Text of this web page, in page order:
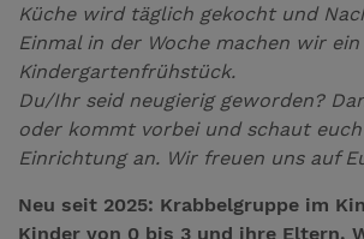
Küche wird täglich gekocht und
Einmal in der Woche machen wir ein
Kindergartenfrühstück.
Du/Ihr seid neugierig geworden?
oder kommt vorbei und schaut
Einrichtung an. Wir freuen uns auf
Neu seit 2025: Krabbelgruppe im
Kinder von 0 bis 3 und ihre Eltern.